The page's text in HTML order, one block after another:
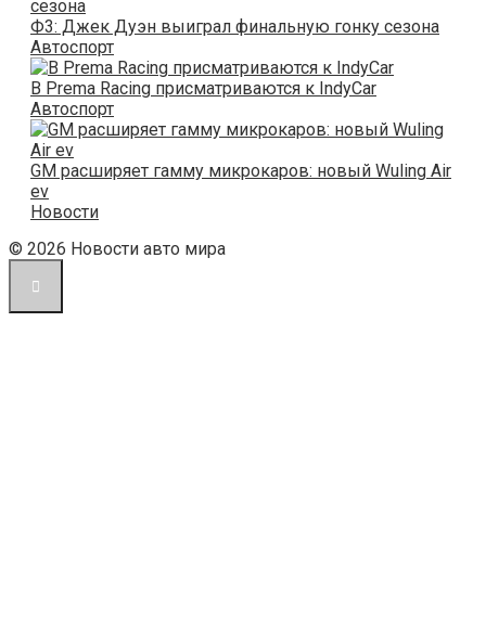
Ф3: Джек Дуэн выиграл финальную гонку сезона
Автоспорт
В Prema Racing присматриваются к IndyCar
Автоспорт
GM расширяет гамму микрокаров: новый Wuling Air
ev
Новости
© 2026 Новости авто мира